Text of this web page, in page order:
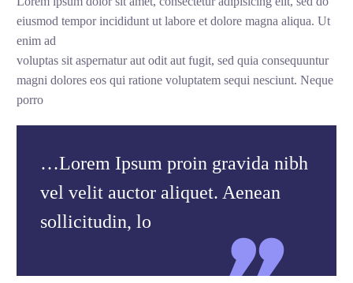
eiusmod tempor incididunt ut labore et dolore magna aliqua. Ut
enim ad
voluptas sit aspernatur aut odit aut fugit, sed quia consequuntur
magni dolores eos qui ratione voluptatem sequi nesciunt. Neque
porro
…Lorem Ipsum proin gravida nibh
vel velit auctor aliquet. Aenean
sollicitudin, lo